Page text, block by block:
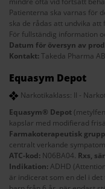
Patienterna ska varnas för
ska de rådas att undvika
För fullständig information
Datum för översyn av
Kontakt: Takeda Pharma
Equasym Depot
Narkotikaklass: II -
Equasym® Depot
kapslar med modifierad
Farmakoterapeutisk
centralt verkande
ATC-kod: N06BA04. Rxs,
Indikation: ADHD
är indicerat som en del i